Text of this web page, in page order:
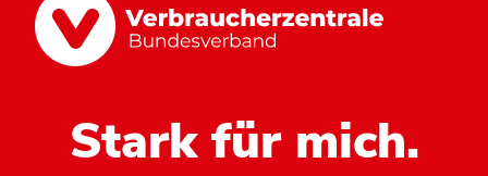
Stark für mich.